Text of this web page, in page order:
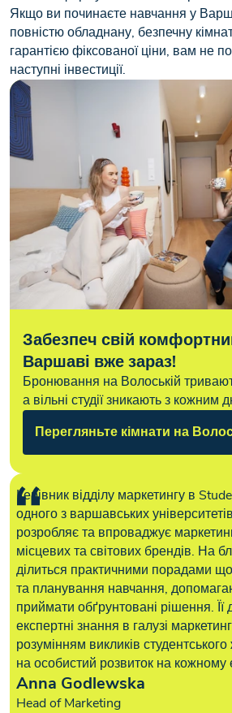
Якщо ви починаєте навчання у
повністю обладнану, безпечну
гарантією фіксованої ціни, вам не
наступні інвестиції.
Забезпеч свій
Варшаві вже зараз!
Бронювання на Волоській
а вільні студії зникають з кожним
Перегляньте кімнати на
Керівник відділу маркетингу в
одного з варшавських
розробляє та впроваджує
місцевих та світових брендів. На
ділиться практичними порадами
та планування навчання,
приймати обґрунтовані рішення.
експертні знання в галузі
розумінням викликів
на особистий розвиток на кожному
Anna Godlewska
Head of Marketing